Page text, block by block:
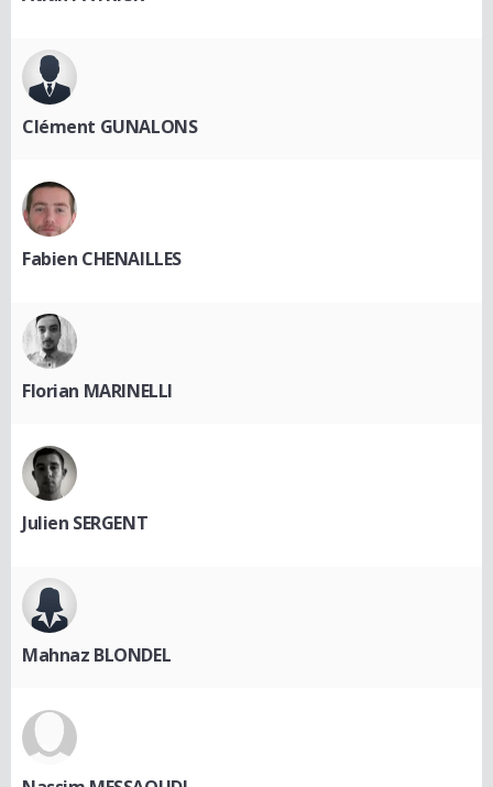
Clément GUNALONS
Fabien CHENAILLES
Florian MARINELLI
Julien SERGENT
Mahnaz BLONDEL